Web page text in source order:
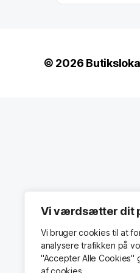
Vi værdsætter dit
Vi bruger cookies til at
analysere trafikken på
"Accepter Alle Cookies"
af cookies.
© 2026